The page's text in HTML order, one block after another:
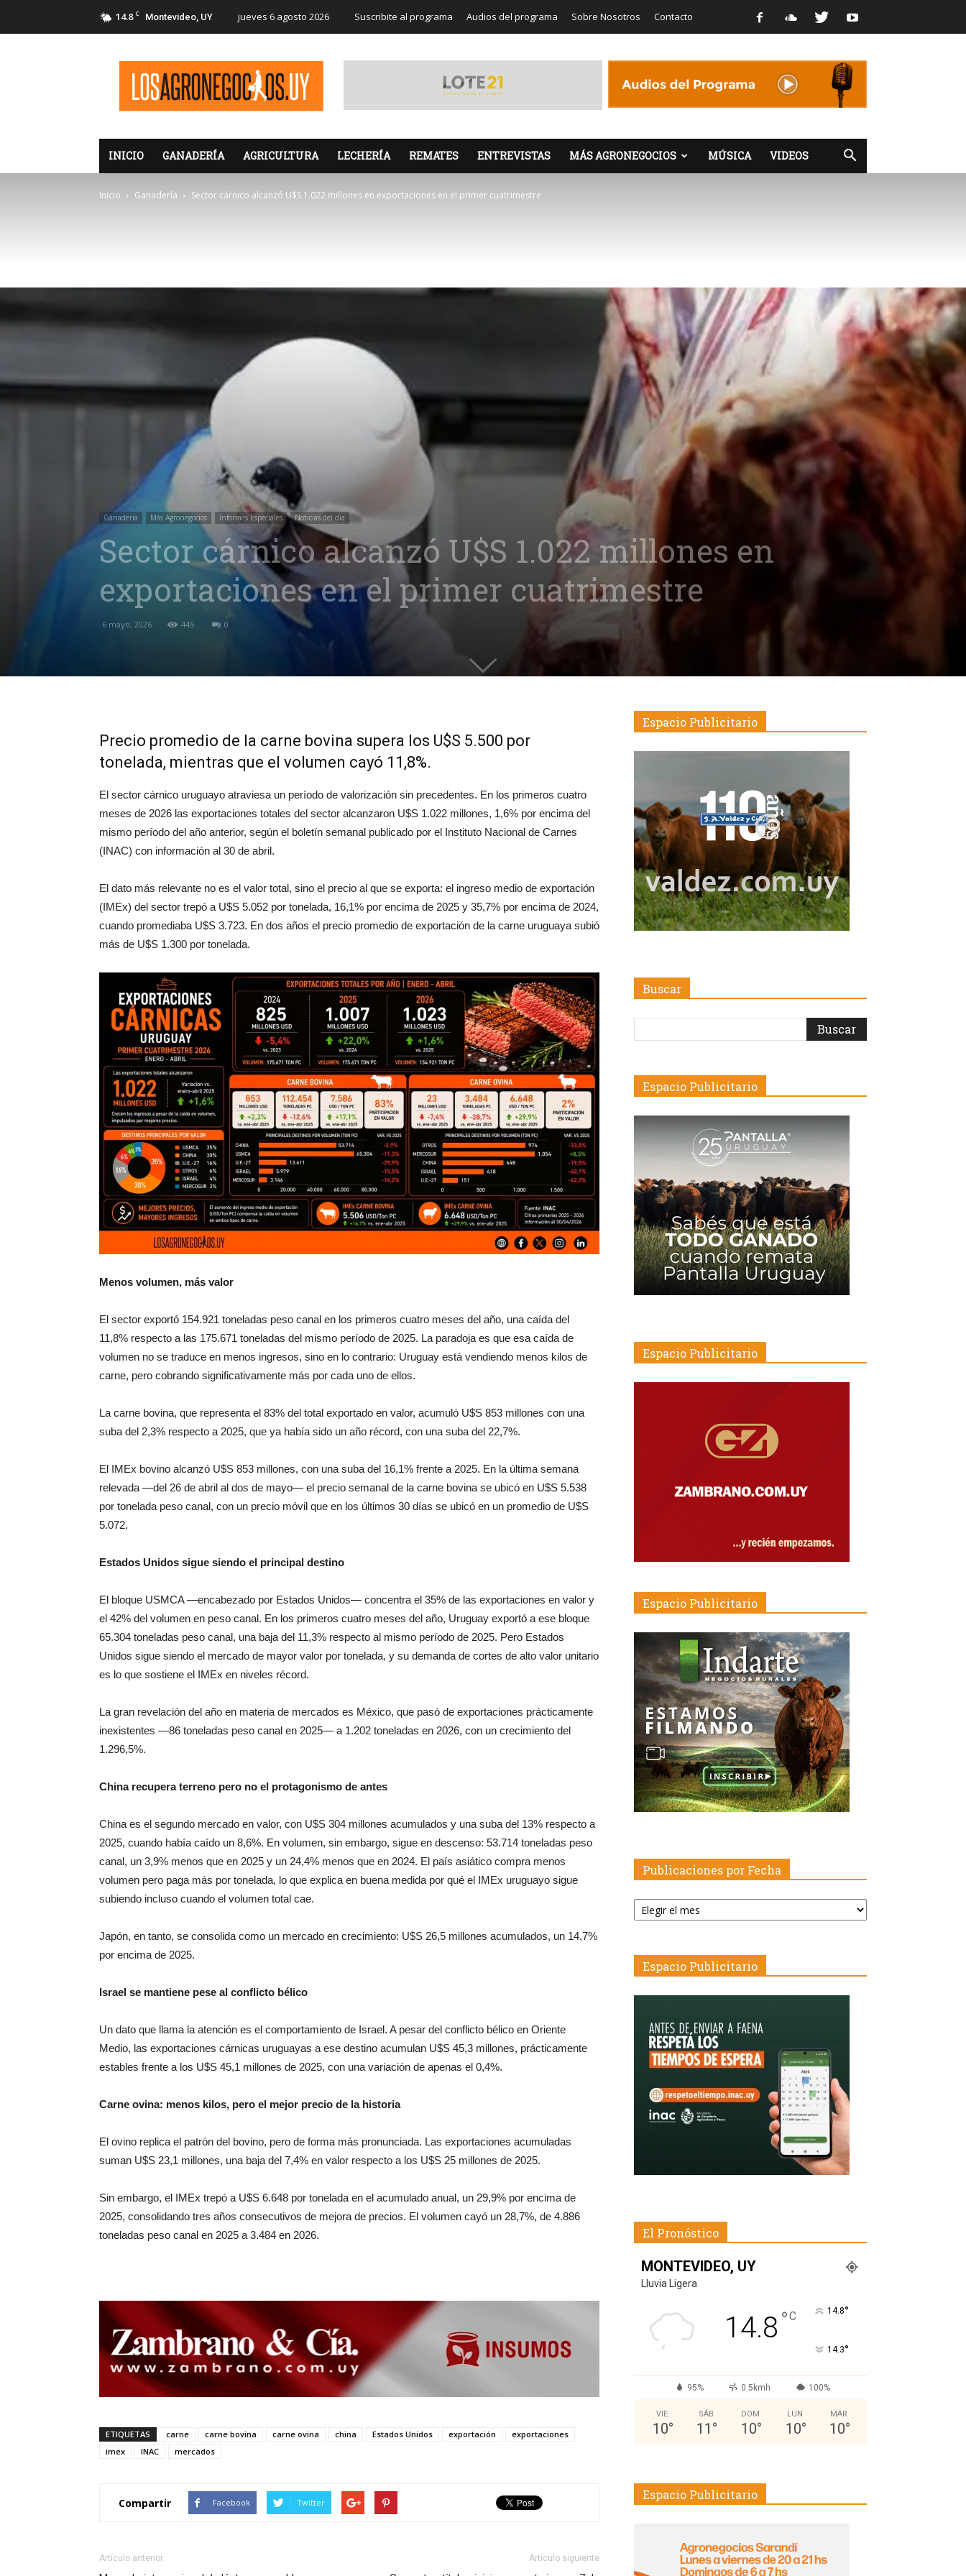
14.8 C Montevideo, UY jueves 6 agosto 2026 Suscribite al programa Audios del programa Sobre Nosotros Contacto
LosAgronegocios
INICIO GANADERÍA AGRICULTURA LECHERÍA REMATES ENTREVISTAS MÁS AGRONEGOCIOS MÚSICA VIDEOS
Inicio Ganadería Sector cárnico alcanzó U$S 1.022 millones en exportaciones en el primer cuatrimestre
Ganadería Más Agronegocios Informes Especiales Noticias del día
Sector cárnico alcanzó U$S 1.022 millones en
exportaciones en el primer cuatrimestre
6 mayo, 2026 445 0
Precio promedio de la carne bovina supera los U$S 5.500 por
tonelada, mientras que el volumen cayó 11,8%.
El sector cárnico uruguayo atraviesa un período de valorización sin precedentes. En los primeros cuatro
meses de 2026 las exportaciones totales del sector alcanzaron U$S 1.022 millones, 1,6% por encima del
mismo período del año anterior, según el boletín semanal publicado por el Instituto Nacional de Carnes
(INAC) con información al 30 de abril.
El dato más relevante no es el valor total, sino el precio al que se exporta: el ingreso medio de exportación
(IMEx) del sector trepó a U$S 5.052 por tonelada, 16,1% por encima de 2025 y 35,7% por encima de 2024,
cuando promediaba U$S 3.723. En dos años el precio promedio de exportación de la carne uruguaya subió
más de U$S 1.300 por tonelada.
Menos volumen, más valor
El sector exportó 154.921 toneladas peso canal en los primeros cuatro meses del año, una caída del
11,8% respecto a las 175.671 toneladas del mismo período de 2025. La paradoja es que esa caída de
volumen no se traduce en menos ingresos, sino en lo contrario: Uruguay está vendiendo menos kilos de
carne, pero cobrando significativamente más por cada uno de ellos.
La carne bovina, que representa el 83% del total exportado en valor, acumuló U$S 853 millones con una
suba del 2,3% respecto a 2025, que ya había sido un año récord, con una suba del 22,7%.
El IMEx bovino alcanzó U$S 853 millones, con una suba del 16,1% frente a 2025. En la última semana
relevada —del 26 de abril al dos de mayo— el precio semanal de la carne bovina se ubicó en U$S 5.538
por tonelada peso canal, con un precio móvil que en los últimos 30 días se ubicó en un promedio de U$S
5.072.
Estados Unidos sigue siendo el principal destino
El bloque USMCA —encabezado por Estados Unidos— concentra el 35% de las exportaciones en valor y
el 42% del volumen en peso canal. En los primeros cuatro meses del año, Uruguay exportó a ese bloque
65.304 toneladas peso canal, una baja del 11,3% respecto al mismo período de 2025. Pero Estados
Unidos sigue siendo el mercado de mayor valor por tonelada, y su demanda de cortes de alto valor unitario
es lo que sostiene el IMEx en niveles récord.
La gran revelación del año en materia de mercados es México, que pasó de exportaciones prácticamente
inexistentes —86 toneladas peso canal en 2025— a 1.202 toneladas en 2026, con un crecimiento del
1.296,5%.
China recupera terreno pero no el protagonismo de antes
China es el segundo mercado en valor, con U$S 304 millones acumulados y una suba del 13% respecto a
2025, cuando había caído un 8,6%. En volumen, sin embargo, sigue en descenso: 53.714 toneladas peso
canal, un 3,9% menos que en 2025 y un 24,4% menos que en 2024. El país asiático compra menos
volumen pero paga más por tonelada, lo que explica en buena medida por qué el IMEx uruguayo sigue
subiendo incluso cuando el volumen total cae.
Japón, en tanto, se consolida como un mercado en crecimiento: U$S 26,5 millones acumulados, un 14,7%
por encima de 2025.
Israel se mantiene pese al conflicto bélico
Un dato que llama la atención es el comportamiento de Israel. A pesar del conflicto bélico en Oriente
Medio, las exportaciones cárnicas uruguayas a ese destino acumulan U$S 45,3 millones, prácticamente
estables frente a los U$S 45,1 millones de 2025, con una variación de apenas el 0,4%.
Carne ovina: menos kilos, pero el mejor precio de la historia
El ovino replica el patrón del bovino, pero de forma más pronunciada. Las exportaciones acumuladas
suman U$S 23,1 millones, una baja del 7,4% en valor respecto a los U$S 25 millones de 2025.
Sin embargo, el IMEx trepó a U$S 6.648 por tonelada en el acumulado anual, un 29,9% por encima de
2025, consolidando tres años consecutivos de mejora de precios. El volumen cayó un 28,7%, de 4.886
toneladas peso canal en 2025 a 3.484 en 2026.
ETIQUETAS carne carne bovina carne ovina china Estados Unidos exportación
exportaciones
imex
INAC mercados
Compartir Facebook Twitter
Artículo anterior Artículo siguiente
Espacio Publicitario
Buscar
Espacio Publicitario
Espacio Publicitario
Espacio Publicitario
Publicaciones por Fecha
Publicaciones
por
Espacio Publicitario
El Pronóstico
MONTEVIDEO, UY
Lluvia Ligera
14.8 °C 14.8°
14.3°
95% 0.5kmh 100%
VIE
10°
SÁB
11 °
DOM
10°
LUN
10°
MAR
10°
Espacio Publicitario